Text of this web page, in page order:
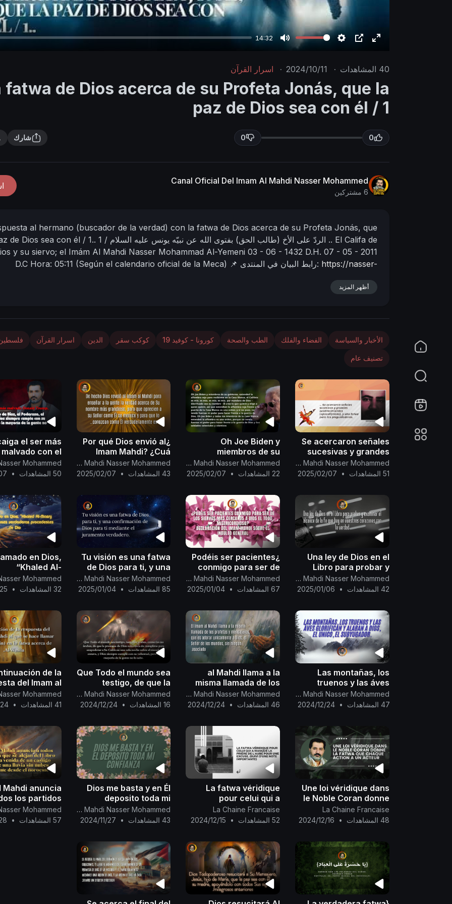
14:32
M
e
t
i
n
e
r
u
l
c
e
n
40 المشاهدات ·
2024/10/11
· اسرار القرآن
fatwa de Dios acerca de su Profeta Jonás, que la
paz de Dios sea con él / 1
0
0 شارك
Canal Oficial Del Imam Al Mahdi Nasser Mohammed
6 مشتركين
al hermano (buscador de la verdad) con la fatwa de Dios acerca de su Profeta Jonás, que
de Dios sea con él / 1..
الردّ على الأخ (طالب الحق) بفتوى الله عن نبيّه يونس عليه السلام / 1 .. El Califa de
y su siervo; el Imám Al Mahdi Nasser Mohammad Al-Yemeni 03 - 06 - 1432 D.H. 07 - 05 - 2011
D.C Hora: 05:11 (Según el calendario oficial de la Meca) 📌 رابط البيان في المنتدى: https://nasser-
أظهر المزيد
الأخبار والسياسة الفضاء والفلك الطب والصحة كورونا - كوفيد 19 كوكب سقر الدين اسرار القرآن
تصنيف عام
Se acercaron señales
sucesivas y grandes
acontecimientos
(apocalípticos), y una
Canal Oficial Del Imam Al Mahdi Nasser Mohammed
51 المشاهدات
•
2025/02/07
Oh Joe Biden y
miembros de su
gobierno, no tenéis
fuerzas para hacer
Canal Oficial Del Imam Al Mahdi Nasser Mohammed
22 المشاهدات
•
2025/02/07
¿Por qué Dios envió al
Imam Mahdi? ¿Cuá
Canal Oficial Del Imam Al Mahdi Nasser Mohammed
43 المشاهدات
•
2025/02/07
el ser más
malvado con el
de Dios, el
Poderoso, el
50 المشاهدات
•
Una ley de Dios en el
Libro para probar y
examinar el alcance de
la fe que hay en
Canal Oficial Del Imam Al Mahdi Nasser Mohammed
42 المشاهدات
•
2025/01/06
¿Podéis ser pacientes
conmigo para ser de
los siervos más
cercanos a Dios el
Mahdi sobre el indult
Canal Oficial Del Imam Al Mahdi Nasser Mohammed
67 المشاهدات
•
2025/01/04
Tu visión es una fatwa
de Dios para ti, y una
confirmación de Dios
para ....
Canal Oficial Del Imam Al Mahdi Nasser Mohammed
85 المشاهدات
•
2025/01/04
en Dios,
“Khaled Al-
de
verdaderas
32 المشاهدات
•
Las montañas, los
truenos y las áves
glorifican y alaban a
Dios, el Unico, el
Canal Oficial Del Imam Al Mahdi Nasser Mohammed
47 المشاهدات
•
2024/12/24
al Mahdi llama a la
misma llamada de los
profetas y mensajeros,
que es adorar
Canal Oficial Del Imam Al Mahdi Nasser Mohammed
46 المشاهدات
•
2024/12/24
Que Todo el mundo sea
testigo, de que la
promesa de Dios esta
cerca de cumplirse
Canal Oficial Del Imam Al Mahdi Nasser Mohammed
16 المشاهدات
•
2024/12/24
de la
del Imam al
al que se hace
a-Din) en
41 المشاهدات
•
Une loi véridique dans
le Noble Coran donne
la fatwa que chaque
action a un acteur...
La Chaine Francaise
48 المشاهدات
•
2024/12/16
La fatwa véridique
pour celui qui a
manqué la prière de
l'aube pour une
La Chaine Francaise
52 المشاهدات
•
2024/12/15
Dios me basta y en Él
deposito toda mi
confianza.
Canal Oficial Del Imam Al Mahdi Nasser Mohammed
43 المشاهدات
•
2024/11/27
Mahdi anuncia
los partidos
alejan del Libro
la venida de
57 المشاهدات
•